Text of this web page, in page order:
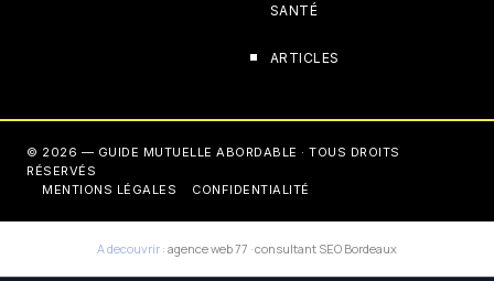
SANTÉ
ARTICLES
© 2026 — GUIDE MUTUELLE ABORDABLE · TOUS DROITS
RÉSERVÉS
MENTIONS LÉGALES
CONFIDENTIALITÉ
A decouvrir : agence web 77 ·consultant SEO Bordeaux